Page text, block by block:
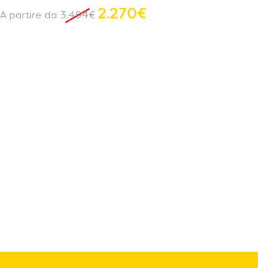
A partire da 3.494€ 2.270€